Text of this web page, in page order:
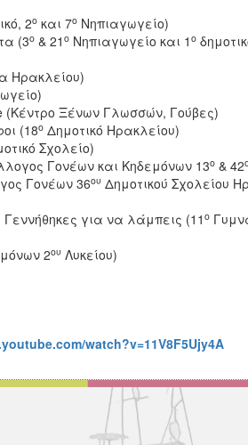
2οκαι 7οΝηπιαγωγείο)
(3ο& 21 οΝηπιαγωγείο και 1 ο
Ηρακλείου)
(Κέντρο Ξένων Γλωσσών, Γούβες)
(18οΔημοτικό Ηρακλείου)
Σχολείο)
Γονέων και Κηδεμόνων 13ο& 42
Γονέων 36ου Δημοτικού Σχολείου
Γεννήθηκες για να λάμπεις (11ο
2ου Λυκείου)
watch?v=11V8F5Ujy4A